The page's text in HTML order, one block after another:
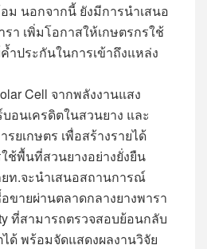
ม นอกจากนี้ ยังมีการนำเสนอ
า เพิ่มโอกาสให้เกษตรกรใช้
ำประกันในการเข้าถึงแหล่ง
Cell จากพลังงานแสง
อนเครดิตในสวนยาง และ
ยเกษตร เพื่อสร้างรายได้
ช้พื้นที่สวนยางอย่างยั่งยืน
ท.จะนำเสนอสถานการณ์
ขายผ่านตลาดกลางยางพารา
ที่สามารถตรวจสอบย้อนกลับ
ด้ พร้อมจัดแสดงผลงานวิจัย